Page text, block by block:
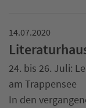
14.07.2020
24. bis 26. Juli:
am Trappensee
In den